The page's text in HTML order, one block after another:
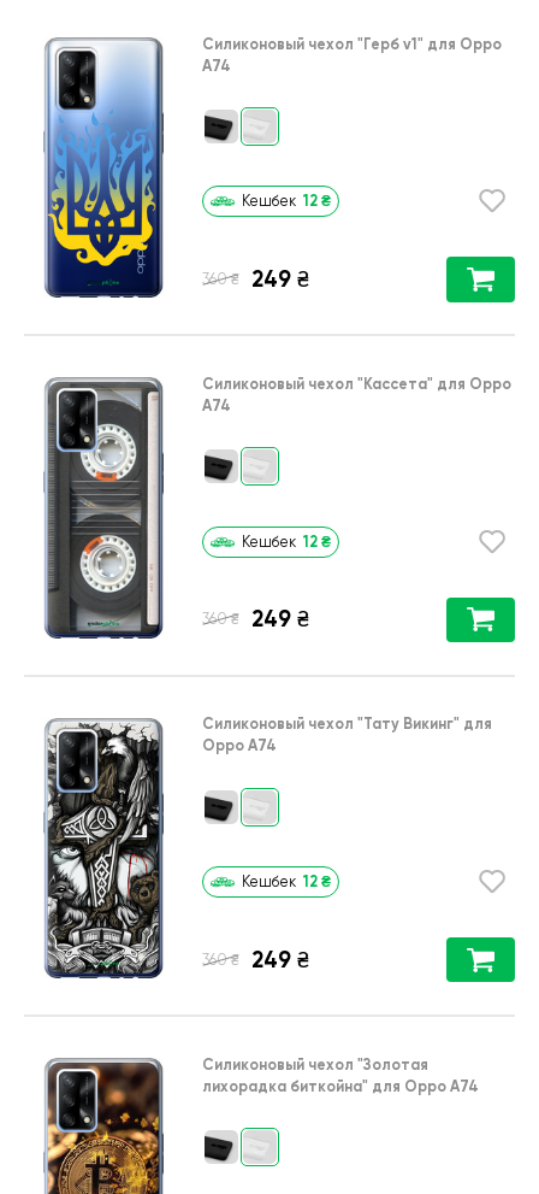
Силиконовый чехол "Герб v1" для Oppo
A74
Кешбек 12 ₴
360 ₴ 249 ₴
Силиконовый чехол "Кассета" для Oppo
A74
Кешбек 12 ₴
360 ₴ 249 ₴
Силиконовый чехол "Тату Викинг" для
Oppo A74
Кешбек 12 ₴
360 ₴ 249 ₴
Силиконовый чехол "Золотая
лихорадка биткойна" для Oppo A74